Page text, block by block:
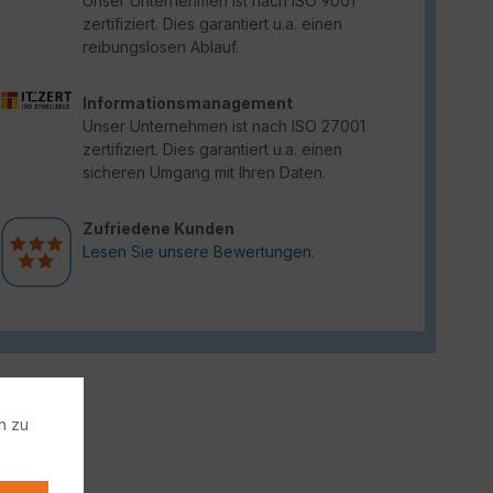
zertifiziert. Dies garantiert u.a. einen
reibungslosen Ablauf.
Informationsmanagement
Unser Unternehmen ist nach ISO 27001
zertifiziert. Dies garantiert u.a. einen
sicheren Umgang mit Ihren Daten.
Zufriedene Kunden
Lesen Sie unsere Bewertungen.
zu